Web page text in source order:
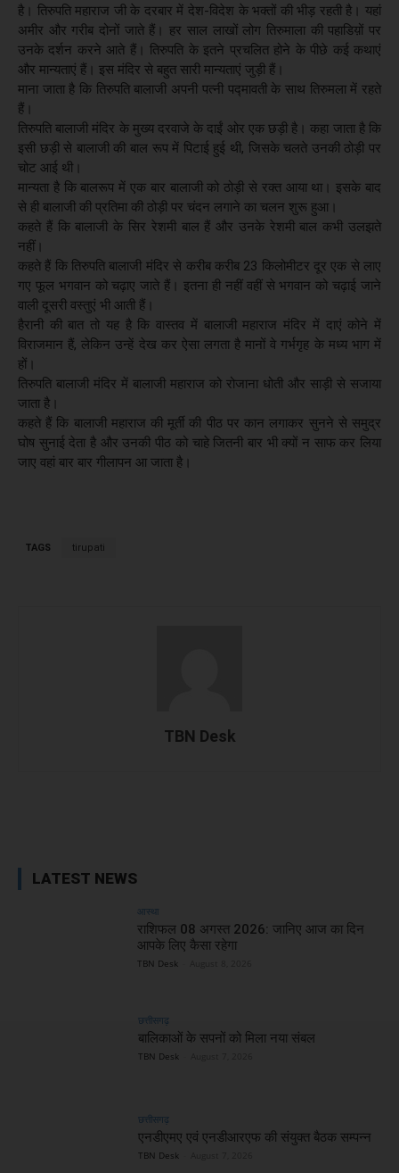
है। तिरुपति महाराज जी के दरबार में देश-विदेश के भक्तों की भीड़ रहती है। यहां
अमीर और गरीब दोनों जाते हैं। हर साल लाखों लोग तिरुमाला की पहाडिय़ों पर
उनके दर्शन करने आते हैं। तिरुपति के इतने प्रचल‍ित होने के पीछे कई कथाएं
और मान्यताएं हैं। इस मंदिर से बहुत सारी मान्यताएं जुड़ी हैं।
माना जाता है कि तिरुपति बालाजी अपनी पत्नी पद्मावती के साथ तिरुमला में रहते
हैं।
तिरुपति बालाजी मंदिर के मुख्य दरवाजे के दाईं ओर एक छड़ी है। कहा जाता है कि
इसी छड़ी से बालाजी की बाल रूप में पिटाई हुई थी, जिसके चलते उनकी ठोड़ी पर
चोट आई थी।
मान्यता है कि बालरूप में एक बार बालाजी को ठोड़ी से रक्त आया था। इसके बाद
से ही बालाजी की प्रतिमा की ठोड़ी पर चंदन लगाने का चलन शुरू हुआ।
कहते हैं कि बालाजी के सिर रेशमी बाल हैं और उनके रेशमी बाल कभी उलझते
नहीं।
कहते हैं कि तिरुपति बालाजी मंदिर से करीब करीब 23 किलोमीटर दूर एक से लाए
गए फूल भगवान को चढ़ाए जाते हैं। इतना ही नहीं वहीं से भगवान को चढ़ाई जाने
वाली दूसरी वस्तुएं भी आती हैं।
हैरानी की बात तो यह है कि वास्तव में बालाजी महाराज मंदिर में दाएं कोने में
विराजमान हैं, लेकिन उन्हें देख कर ऐसा लगता है मानों वे गर्भगृह के मध्य भाग में
हों।
तिरुपति बालाजी मंदिर में बालाजी महाराज को रोजाना धोती और साड़ी से सजाया
जाता है।
कहते हैं कि बालाजी महाराज की मूर्ती की पीठ पर कान लगाकर सुनने से समुद्र
घोष सुनाई देता है और उनकी पीठ को चाहे जितनी बार भी क्यों न साफ कर लिया
जाए वहां बार बार गीलापन आ जाता है।
TAGS tirupati
TBN Desk
LATEST NEWS
आस्था
राशिफल 08 अगस्त 2026: जानिए आज का दिन
आपके लिए कैसा रहेगा
TBN Desk
छत्तीसगढ़
बालिकाओं के सपनों को मिला नया संबल
TBN Desk
छत्तीसगढ़
एनडीएमए एवं एनडीआरएफ की संयुक्त बैठक सम्पन्न
TBN Desk